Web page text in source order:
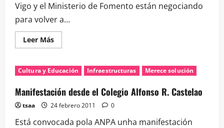
Vigo y el Ministerio de Fomento están negociando
para volver a...
Leer MásLeer
más
¿Se
reabrirá
la
rotonda
la
calle
Cultura y Educación Infraestructuras Merece solución
Manifestación desde el Colegio Alfonso R. Castelao
tsaa 24 febrero 2011 0
Está convocada pola ANPA unha manifestación